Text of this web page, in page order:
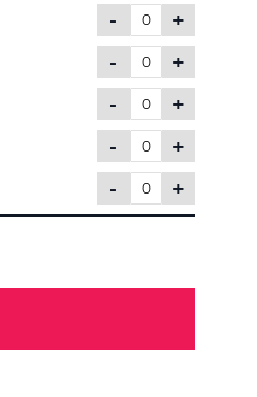
-
+
- +
- +
- +
- +